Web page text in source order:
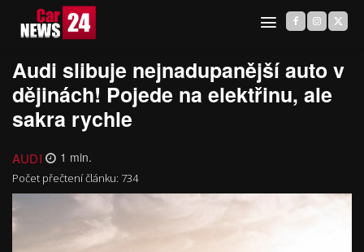
Audi slibuje nejnadupanější auto v
dějinách! Pojede na elektřinu, ale
sakra rychle
AUDI 1 min.
Počet přečtení článku: 734